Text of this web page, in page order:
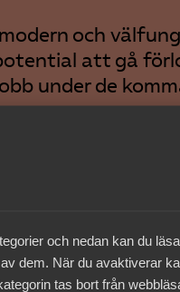
och nedan kan du
dem. När du avaktiverar
tas bort från
och
att gå
under de
Om friheten
friheten hotad, säger
kommunikation på